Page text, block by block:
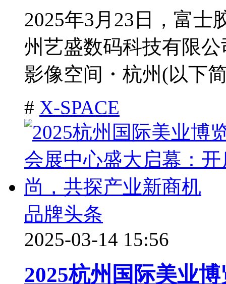
2025年3月23日，富士
州艺盛数码科技有限
影像空间・杭州(以下
# X-SPACE
品牌头条
2025-03-14 15:56
2025杭州国际美业